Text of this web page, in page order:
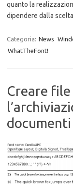
quanto la
dipendere dalla
Categoria: News
WhatTheFont!
Creare